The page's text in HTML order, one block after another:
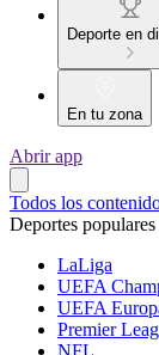
Deporte en
En tu zona
Abrir app
Todos los
Deportes populares
LaLiga
UEFA
UEFA
Premier
NFL